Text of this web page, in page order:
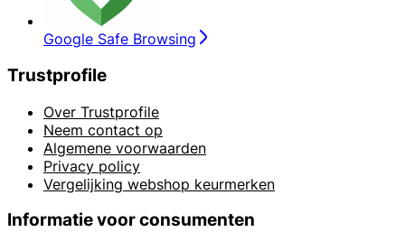
Google Safe Browsing
Trustprofile
Over Trustprofile
Neem contact op
Algemene voorwaarden
Privacy policy
Vergelijking webshop keurmerken
Informatie voor consumenten